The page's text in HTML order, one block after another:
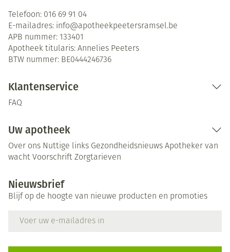
Telefoon: 016 69 91 04
E-mailadres: info@apotheekpeetersramsel.be
APB nummer: 133401
Apotheek titularis: Annelies Peeters
BTW nummer: BE0444246736
Klantenservice
FAQ
Uw apotheek
Over ons Nuttige links Gezondheidsnieuws Apotheker van
wacht Voorschrift Zorgtarieven
Nieuwsbrief
Blijf op de hoogte van nieuwe producten en promoties